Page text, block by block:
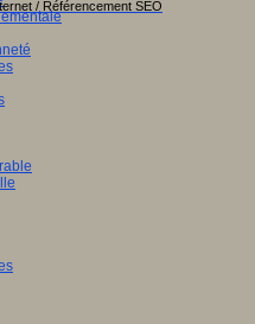
/ Référencement SEO